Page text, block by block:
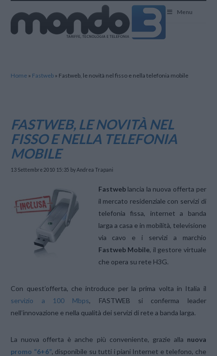
Menu
Home » Fastweb » Fastweb, le novità nel fisso e nella telefonia mobile
FASTWEB, LE NOVITÀ NEL
FISSO E NELLA TELEFONIA
MOBILE
13 Settembre 2010 15:35 by Andrea Trapani
Fastweblancia la nuova offerta per
il mercato residenziale con servizi di
telefonia fissa, internet a banda
larga a casa e in mobilità, televisione
via cavo e i servizi a marchio
Fastweb Mobile, il gestore virtuale
che opera su rete H3G.
Con quest’offerta, che introduce per la prima volta in Italia il
servizio a 100 Mbps, FASTWEB si conferma leader
nell’innovazione e nella qualità dei servizi di rete a banda larga.
La nuova offerta è anche più conveniente, grazie alla nuova
promo “6+6”, disponibile su tutti i piani Internet e telefono, che